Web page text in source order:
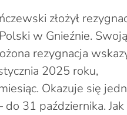
złożył
w Gnieźnie.
rezygnacja
2025 roku,
Okazuje się
31 października. Jak